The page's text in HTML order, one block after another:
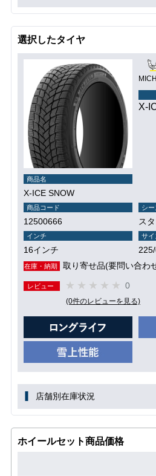
選択したタイヤ
X-
商品名
X-ICE SNOW
商品コード
12500666
シー
ス
インチ
16インチ
サイ
在庫・納期 取り寄せ品(要問い合わ
レビュー 0
(0件のレビューを見る)
店舗別在庫状況
ホイールセット商品価格